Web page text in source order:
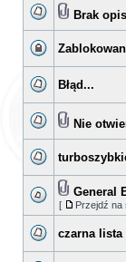
Brak
Błąd...
Nie
General
[ Przejdź na
czarna lista